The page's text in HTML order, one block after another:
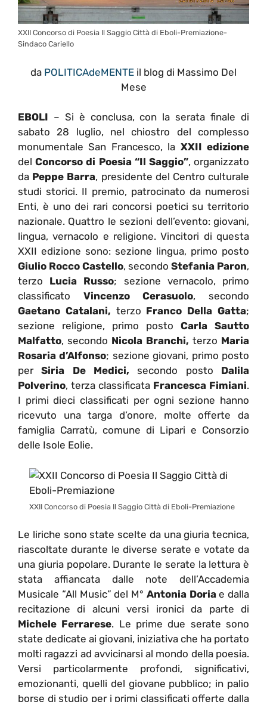
XXII Concorso di Poesia Il Saggio Città di Eboli-Premiazione-
Sindaco Cariello
da POLITICAdeMENTE il blog di Massimo Del
Mese
EBOLI – Si è conclusa, con la serata finale di
sabato 28 luglio, nel chiostro del complesso
monumentale San Francesco, la XXII edizione
delConcorso di Poesia “Il Saggio”, organizzato
da Peppe Barra, presidente del Centro culturale
studi storici. Il premio, patrocinato da numerosi
Enti, è uno dei rari concorsi poetici su territorio
nazionale. Quattro le sezioni dell’evento: giovani,
lingua, vernacolo e religione. Vincitori di questa
XXII edizione sono: sezione lingua, primo posto
Giulio Rocco Castello, secondo Stefania Paron,
terzo Lucia Russo; sezione vernacolo, primo
classificato Vincenzo Cerasuolo, secondo
Gaetano Catalani, terzo Franco Della Gatta;
sezione religione, primo posto Carla Sautto
Malfatto, secondo Nicola Branchi, terzo Maria
Rosaria d’Alfonso; sezione giovani, primo posto
perSiria De Medici, secondo posto Dalila
Polverino, terza classificata Francesca Fimiani.
I primi dieci classificati per ogni sezione hanno
ricevuto una targa d’onore, molte offerte da
famiglia Carratù, comune di Lipari e Consorzio
delle Isole Eolie.
XXII Concorso di Poesia Il Saggio Città di Eboli-Premiazione
Le liriche sono state scelte da una giuria tecnica,
riascoltate durante le diverse serate e votate da
una giuria popolare. Durante le serate la lettura è
stata affiancata dalle note dell’Accademia
Musicale “All Music” del M° Antonia Doriae dalla
recitazione di alcuni versi ironici da parte di
Michele Ferrarese. Le prime due serate sono
state dedicate ai giovani, iniziativa che ha portato
molti ragazzi ad avvicinarsi al mondo della poesia.
Versi particolarmente profondi, significativi,
emozionanti, quelli del giovane pubblico; in palio
borse di studio per i primi classificati offerte dalla